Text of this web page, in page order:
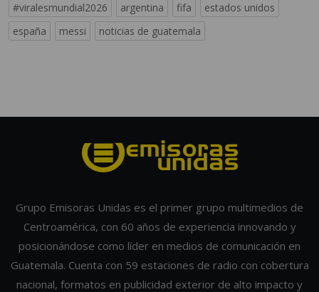
#viralesmundial2026
argentina fifa
estados unidos
españa
messi noticias de guatemala
Grupo Emisoras Unidas es el primer grupo multimedios de
Centroamérica, con 60 años de experiencia innovando y
posicionándose como líder en medios de comunicación en
Guatemala. Cuenta con 59 estaciones de radio con cobertura
nacional, formatos en publicidad exterior de alto impacto y